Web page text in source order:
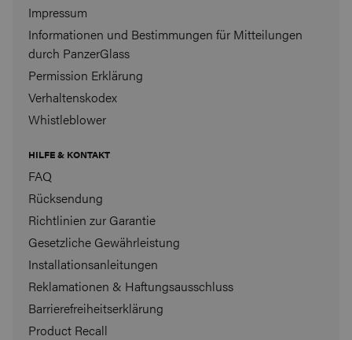
Impressum
Informationen und Bestimmungen für Mitteilungen
durch PanzerGlass
Permission Erklärung
Verhaltenskodex
Whistleblower
HILFE & KONTAKT
FAQ
Rücksendung
Richtlinien zur Garantie
Gesetzliche Gewährleistung
Installationsanleitungen
Reklamationen & Haftungsausschluss
Barrierefreiheitserklärung
Product Recall